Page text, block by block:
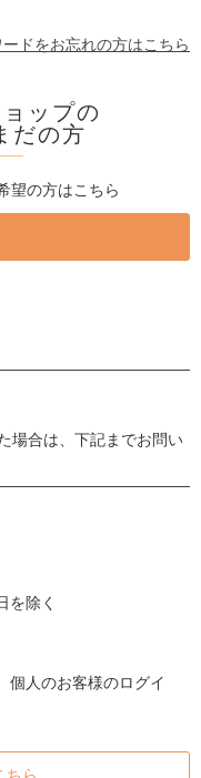
ドをお忘れの方はこちら
ップの
だの方
望の方はこちら
場合は、下記までお問い
除く
個人のお客様のログイ